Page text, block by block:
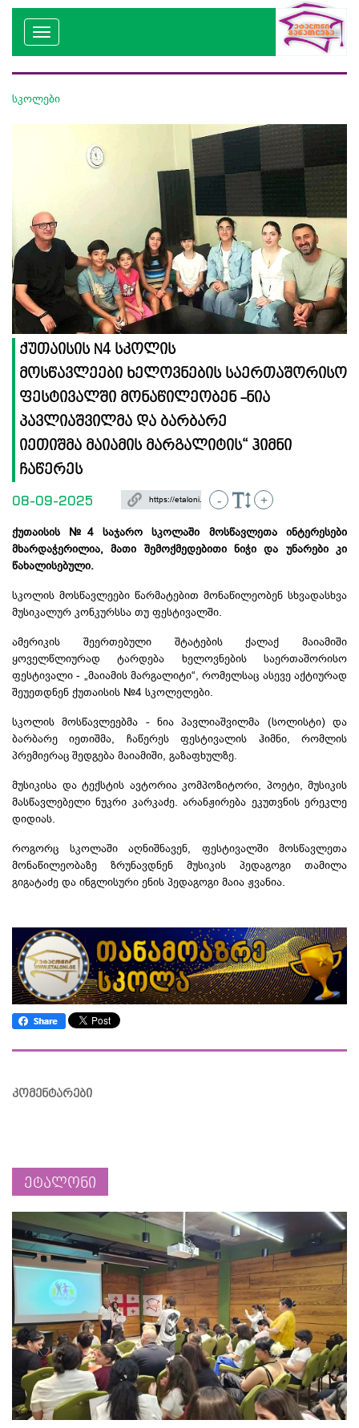
სკოლები
ქუთაისის N4 სკოლის
მოსწავლეები ხელოვნების საერთაშორისო
ფესტივალში მონაწილეობენ -ნია
პავლიაშვილმა და ბარბარე
იეთიშმა მაიამის მარგალიტის“​ ჰიმნი
ჩაწერეს
08-09-2025 - +
ქუთაისის №4 საჯარო სკოლაში მოსწავლეთა ინტერესები
მხარდაჭერილია, მათი შემოქმედებითი ნიჭი და უნარები კი
წახალისებული.
სკოლის მოსწავლეები წარმატებით მონაწილეობენ სხვადასხვა
მუსიკალურ კონკურსსა თუ ფესტივალში.
ამერიკის შეერთებული შტატების ქალაქ მაიამიში
ყოველწლიურად ტარდება ხელოვნების საერთაშორისო
ფესტივალი - „მაიამის მარგალიტი“, რომელსაც ასევე აქტიურად
შეუეთდნენ ქუთაისის №4 სკოლელები.
სკოლის მოსწავლეებმა - ნია პავლიაშვილმა (სოლისტი) და
ბარბარეიეთიშმა , ჩაწერეს ფესტივალის ჰიმნი, რომლის
პრემიერაც შედგება მაიამიში, გაზაფხულზე.
მუსიკისა და ტექსტის ავტორია კომპოზიტორი, პოეტი, მუსიკის
მასწავლებელი ნუკრი კარკაძე. არანჟირება ეკუთვნის ერეკლე
დიდიას
როგორც სკოლაში აღნიშნავენ, ფესტივალში მოსწავლეთა
მონაწილეობაზე ზრუნავდნენ მუსიკის პედაგოგი თამილა
გიგატაძე და ინგლისური ენის პედაგოგი მაია ჟვანია.
კომენტარები
ეტალონი